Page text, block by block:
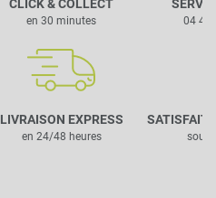
CLICK & COLLECT
en 30 minutes
LIVRAISON EXPRESS
en 24/48 heures
04 42
SATISFAIT
sous